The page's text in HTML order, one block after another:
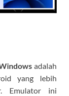
adalah
yang lebih
Emulator ini